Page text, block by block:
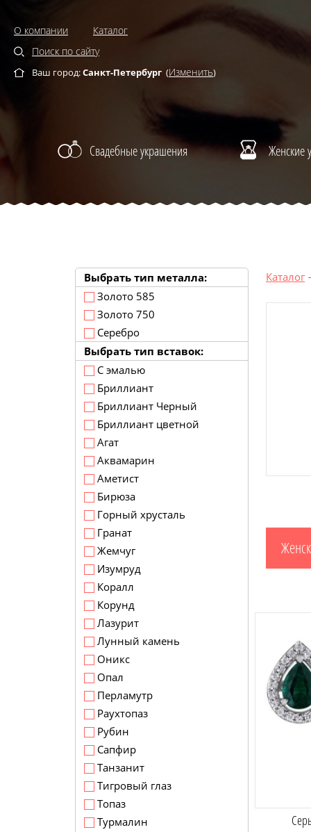
О компании
Каталог
Поиск по сайту
Ваш город:Санкт-Петербург (Изменить)
Свадебные украшения Женские
Выбрать тип металла:
Золото 585
Золото 750
Серебро
Выбрать тип вставок:
С эмалью
Бриллиант
Бриллиант Черный
Бриллиант цветной
Агат
Аквамарин
Аметист
Бирюза
Горный хрусталь
Гранат
Жемчуг
Изумруд
Коралл
Корунд
Лазурит
Лунный камень
Оникс
Опал
Перламутр
Раухтопаз
Рубин
Сапфир
Танзанит
Тигровый глаз
Топаз
Турмалин
Каталог